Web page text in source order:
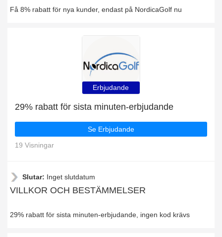
Få 8% rabatt för nya kunder, endast på NordicaGolf nu
Erbjudande
29% rabatt för sista minuten-erbjudande
Se Erbjudande
19 Visningar
Slutar: Inget slutdatum
VILLKOR OCH BESTÄMMELSER
29% rabatt för sista minuten-erbjudande, ingen kod krävs